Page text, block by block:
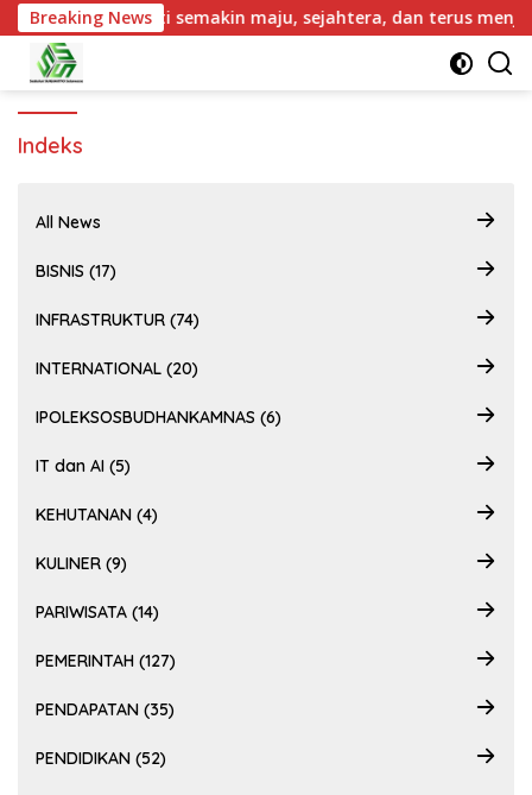
Breaking NewsPati semakin maju, sejahtera, dan terus
Indeks
All News
BISNIS (17)
INFRASTRUKTUR (74)
INTERNATIONAL (20)
IPOLEKSOSBUDHANKAMNAS (6)
IT dan AI (5)
KEHUTANAN (4)
KULINER (9)
PARIWISATA (14)
PEMERINTAH (127)
PENDAPATAN (35)
PENDIDIKAN (52)